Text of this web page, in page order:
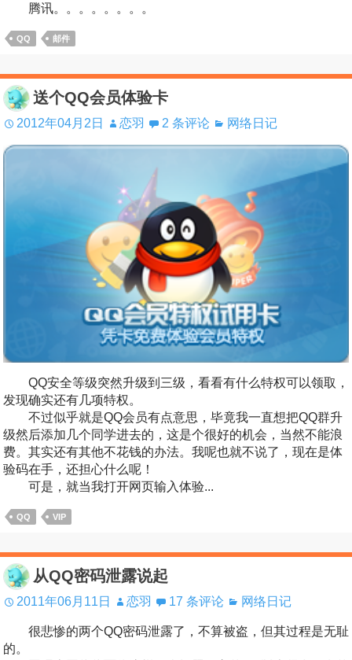
腾讯。。。。。。。。
QQ 邮件
送个QQ会员体验卡
2012年04月2日 恋羽 2 条评论 网络日记
QQ安全等级突然升级到三级，看看有什么特权可以领取，
发现确实还有几项特权。
不过似乎就是QQ会员有点意思，毕竟我一直想把QQ群升
级然后添加几个同学进去的，这是个很好的机会，当然不能浪
费。其实还有其他不花钱的办法。我呢也就不说了，现在是体
验码在手，还担心什么呢！
可是，就当我打开网页输入体验...
QQ VIP
从QQ密码泄露说起
2011年06月11日 恋羽 17 条评论 网络日记
很悲惨的两个QQ密码泄露了，不算被盗，但其过程是无耻
的。